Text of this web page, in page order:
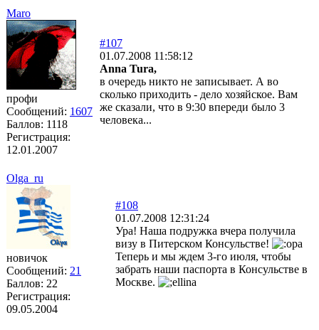
Maro
профи
Сообщений: 1607
Баллов: 1118
Регистрация:
12.01.2007
#107
01.07.2008 11:58:12
Anna Tura,
в очередь никто не записывает. А во
сколько приходить - дело хозяйское. Вам
же сказали, что в 9:30 впереди было 3
человека...
Olga_ru
новичок
Сообщений: 21
Баллов: 22
Регистрация:
09.05.2004
#108
01.07.2008 12:31:24
Ура! Наша подружка вчера получила
визу в Питерском Консульстве!
Теперь и мы ждем 3-го июля, чтобы
забрать наши паспорта в Консульстве в
Москве.